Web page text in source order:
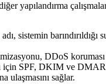
yapılandırma
sistemin
DDoS
SPF, DKIM ve DMARC
ulaşmasını sağlar.